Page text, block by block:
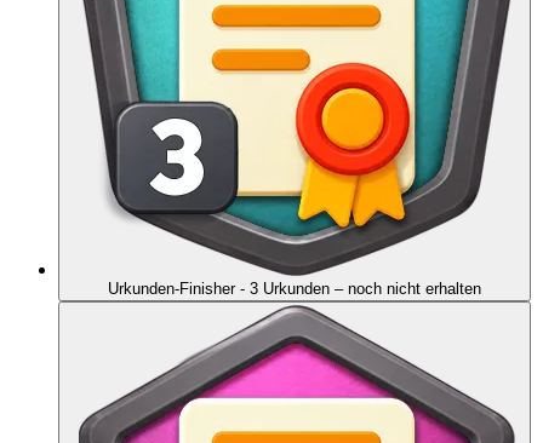
Urkunden-Finisher - 3 Urkunden – noch nicht erhalten